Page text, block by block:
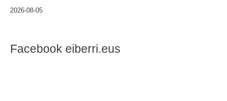
2026-08-05
Facebook eiberri.eus